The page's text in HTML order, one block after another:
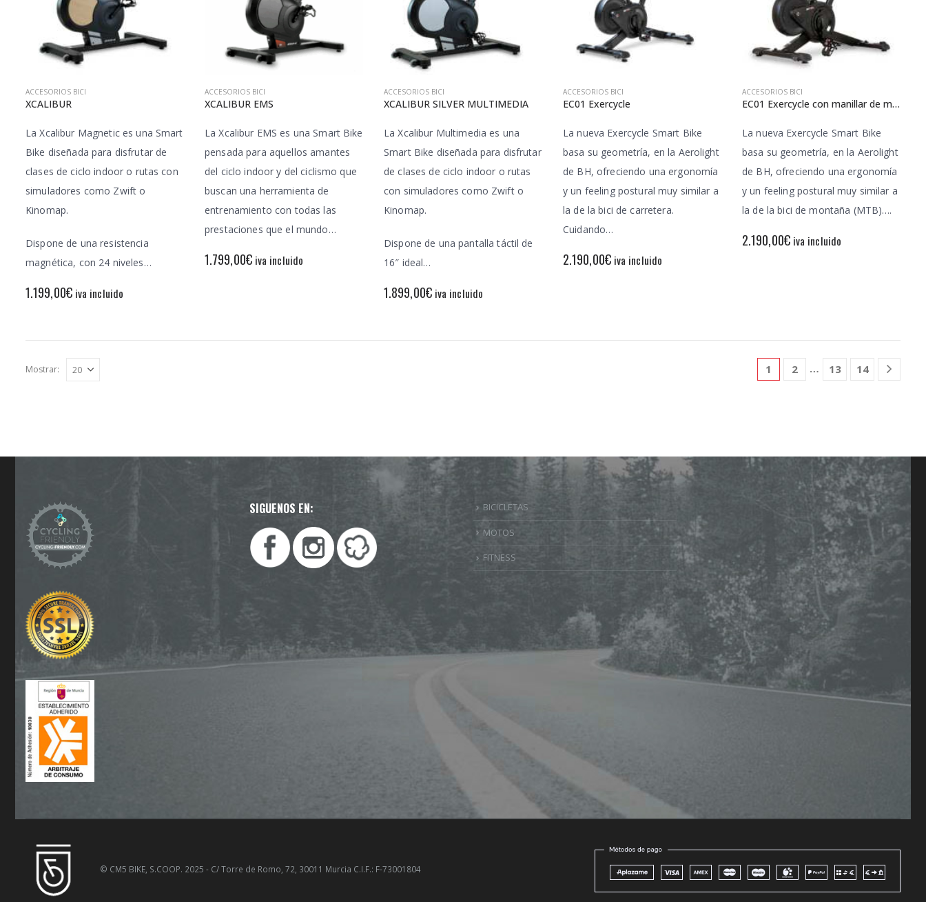
ACCESORIOS BICI
XCALIBUR
La Xcalibur Magnetic es una Smart
Bike diseñada para disfrutar de
clases de ciclo indoor o rutas con
simuladores como Zwift o
Kinomap.
Dispone de una resistencia
magnética, con 24 niveles…
1.199,00€ iva incluido
ACCESORIOS BICI
XCALIBUR EMS
La Xcalibur EMS es una Smart Bike
pensada para aquellos amantes
del ciclo indoor y del ciclismo que
buscan una herramienta de
entrenamiento con todas las
prestaciones que el mundo…
1.799,00€ iva incluido
ACCESORIOS BICI
XCALIBUR SILVER MULTIMEDIA
La Xcalibur Multimedia es una
Smart Bike diseñada para disfrutar
de clases de ciclo indoor o rutas
con simuladores como Zwift o
Kinomap.
Dispone de una pantalla táctil de
16″ ideal…
1.899,00€ iva incluido
ACCESORIOS BICI
EC01 Exercycle
La nueva Exercycle Smart Bike
basa su geometría, en la Aerolight
de BH, ofreciendo una ergonomía
y un feeling postural muy similar a
la de la bici de carretera.
Cuidando…
2.190,00€ iva incluido
ACCESORIOS BICI
EC01 Exercycle con manillar de montaña
La nueva Exercycle Smart Bike
basa su geometría, en la Aerolight
de BH, ofreciendo una ergonomía
y un feeling postural muy similar a
la de la bici de montaña (MTB)….
2.190,00€ iva incluido
Mostrar: 1 2 … 13 14
SIGUENOS EN: BICICLETAS
MOTOS
FITNESS
© CM5 BIKE, S.COOP. 2025 - C/ Torre de Romo, 72, 30011 Murcia C.I.F.: F-73001804